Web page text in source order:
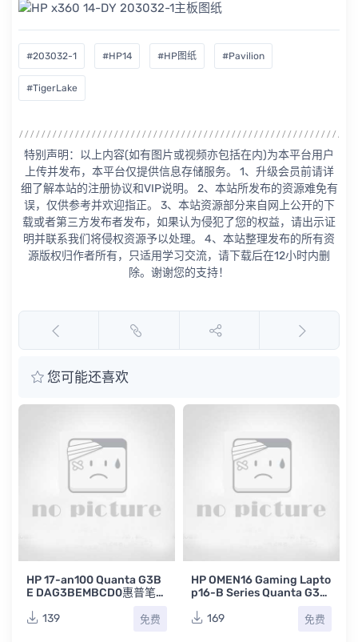
#203032-1 #HP14 #HP图纸 #Pavilion
#TigerLake
特别声明：以上内容(如有图片或视频亦包括在内)为本平台用户
上传并发布，本平台仅提供信息存储服务。 1、升级会员前请详
细了解本站的注册协议和VIP说明。 2、本站所发布的资源难免有
误，仅供参考并欢迎指正。 3、本站资源部分来自网上公开的下
载或者第三方发布者发布，如果认为侵犯了您的权益，请出示证
明并联系我们将侵权资源予以处理。 4、本站整理发布的所有资
源版权归作者所有，只适用学习交流，请下载后在12小时内删
除。谢谢您的支持！
您可能还喜欢
HP 17-an100 Quanta G3B
E DAG3BEMBCD0惠普笔记
139
免费
HP OMEN16 Gaming Lapto
p16-B Series Quanta G3K
惠普笔记本主板点位图CAD
169 免费